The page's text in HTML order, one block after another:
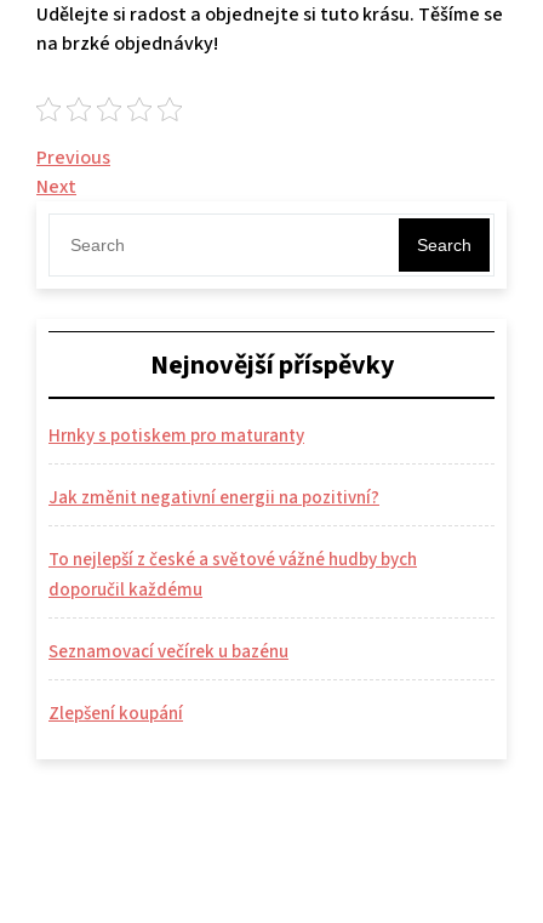
Udělejte si radost a objednejte si tuto krásu. Těšíme se
na brzké objednávky!
Navigace
pro
příspěvek
Previous
Post
Previous
Next
Post
Next
Search
Nejnovější příspěvky
Hrnky s potiskem pro maturanty
Jak změnit negativní energii na pozitivní?
To nejlepší z české a světové vážné hudby bych
doporučil každému
Seznamovací večírek u bazénu
Zlepšení koupání